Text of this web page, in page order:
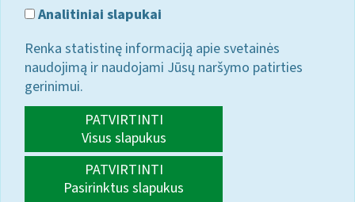
Analitiniai slapukai
Renka statistinę informaciją apie svetainės
naudojimą ir naudojami Jūsų naršymo patirties
gerinimui.
PATVIRTINTI
Visus slapukus
PATVIRTINTI
Pasirinktus slapukus